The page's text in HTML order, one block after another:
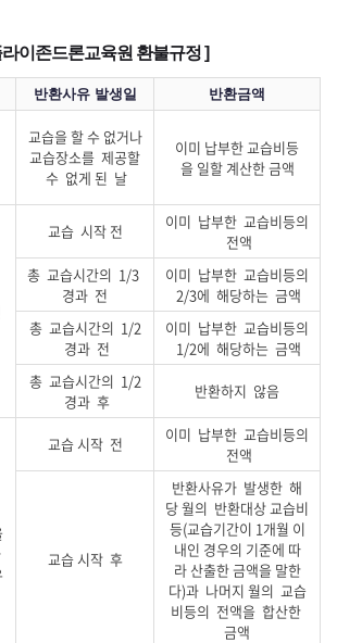
라이존드론교육원 환불규정 ]
반환사유 발생일 반환금액
교습을 할 수 없거나
교습장소를 제공할
수 없게 된 날
이미 납부한 교습비등
을 일할 계산한 금액
교습 시작 전
이미 납부한 교습비등의
전액
총 교습시간의 1/3
경과 전
이미 납부한 교습비등의
2/3에 해당하는 금액
총 교습시간의 1/2
경과 전
이미 납부한 교습비등의
1/2에 해당하는 금액
총 교습시간의 1/2
경과 후
반환하지 않음
교습 시작 전
이미 납부한 교습비등의
전액
교습 시작 후
반환사유가 발생한 해
당 월의 반환대상 교습비
등(교습기간이 1개월 이
내인 경우의 기준에 따
라 산출한 금액을 말한
다)과 나머지 월의 교습
비등의 전액을 합산한
금액